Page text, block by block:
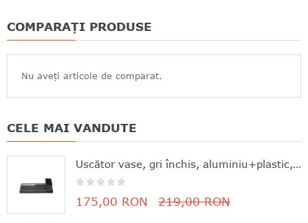
COMPARAȚI PRODUSE
Nu aveți articole de comparat.
CELE MAI VANDUTE
175,00 RON 219,00 RON